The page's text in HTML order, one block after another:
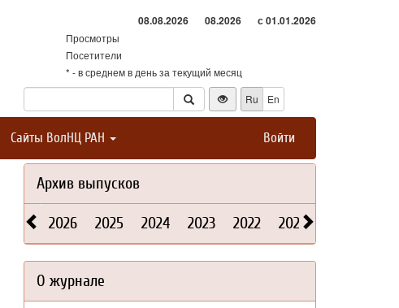
08.08.2026 08.2026 с 01.01.2026
Просмотры
Посетители
* - в среднем в день за текущий месяц
Ru
En
Сайты ВолНЦ РАН Войти
Архив выпусков
2026 2025 2024 2023 2022 2021
О журнале